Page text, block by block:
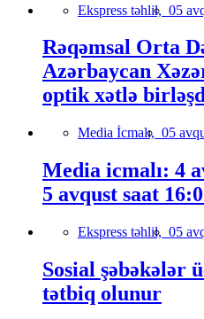
Ekspress təhlil, 05
Rəqəmsal Orta
Azərbaycan
optik xətlə
Media İcmalı, 05
Media icmalı: 4
5 avqust saat
Ekspress təhlil, 05
Sosial şəbəkələr
tətbiq olunur